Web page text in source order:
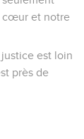
cœur et notre
est loin
près de